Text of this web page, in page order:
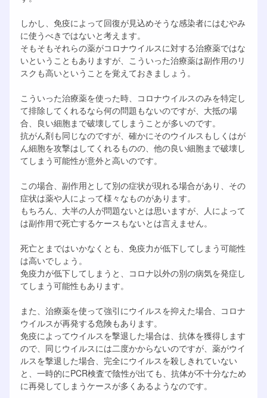
しかし、免疫によって回復が見込めそうな感染者にはむやみ
に使うべきではないと考えます。
そもそもそれらの薬がコロナウイルスに対する治療薬ではな
いということもありますが、こういった治療薬は副作用のリ
スクも高いということを覚えておきましょう。
こういった治療薬を使った時、コロナウイルスのみを特定し
て排除してくれるなら何の問題もないのですが、大抵の場
合、良い細胞まで破壊してしまうことが多いのです。
抗がん剤も同じなのですが、確かにそのウイルスもしくはが
ん細胞を攻撃はしてくれるものの、他の良い細胞まで破壊し
てしまう可能性が意外と高いのです。
この場合、副作用として別の症状が現れる場合があり、その
症状は薬や人によって様々なものがあります。
もちろん、大半の人が問題ないとは思いますが、人によって
は副作用で死亡するケースもないとは言えません。
死亡とまではいかなくとも、免疫力が低下してしまう可能性
は高いでしょう。
免疫力が低下してしまうと、コロナ以外の別の病気を発症し
てしまう可能性もあります。
また、治療薬を使って強引にウイルスを抑えた場合、コロナ
ウイルスが再発する危険もあります。
免疫によってウイルスを撃退した場合は、抗体を獲得します
ので、同じウイルスには二度かからないのですが、薬がウイ
ルスを撃退した場合、完全にウイルスを殺しきれていない
と、一時的にPCR検査で陰性が出ても、抗体が不十分なため
に再発してしまうケースが多くあるようなのです。